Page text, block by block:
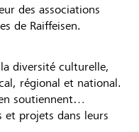
des associations
de Raiffeisen.
diversité culturelle,
régional et national.
soutiennent
et projets dans leurs